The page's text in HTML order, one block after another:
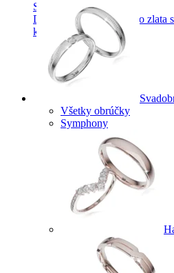
Symphony
Dokonalý lesk tradičného zlata
kamienkov.
Všetky obrúčky
Symphony